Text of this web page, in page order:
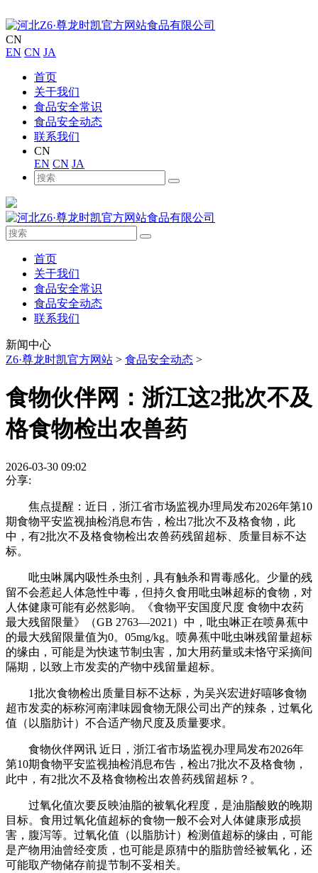
CN
EN CN JA
首页
关于我们
食品安全常识
食品安全动态
联系我们
CN
EN CN JA
首页
关于我们
食品安全常识
食品安全动态
联系我们
新闻中心
Z6·尊龙时凯官方网站 > 食品安全动态 >
食物伙伴网：浙江这2批次不及
格食物检出农兽药
2026-03-30 09:02
分享:
焦点提醒：近日，浙江省市场监视办理局发布2026年第10
期食物平安监视抽检消息布告，检出7批次不及格食物，此
中，有2批次不及格食物检出农兽药残留超标、质量目标不达
标。
吡虫啉属内吸性杀虫剂，具有触杀和胃毒感化。少量的残
留不会惹起人体急性中毒，但持久食用吡虫啉超标的食物，对
人体健康可能有必然影响。《食物平安国度尺度 食物中农药
最大残留限量》（GB 2763—2021）中，吡虫啉正在喷鼻蕉中
的最大残留限量值为0。05mg/kg。喷鼻蕉中吡虫啉残留量超标
的缘由，可能是为快速节制虫害，加大用药量或未恪守采摘间
隔期，以致上市发卖的产物中残留量超标。
1批次食物检出质量目标不达标，为吴兴宏进好嘻哆食物
超市发卖的标称河南津味园食物无限公司出产的辣条，过氧化
值（以脂肪计）不合适产物尺度及质量要求。
食物伙伴网讯 近日，浙江省市场监视办理局发布2026年
第10期食物平安监视抽检消息布告，检出7批次不及格食物，
此中，有2批次不及格食物检出农兽药残留超标？。
过氧化值次要反映油脂的被氧化程度，是油脂酸败的晚期
目标。食用过氧化值超标的食物一般不会对人体健康形成损
害，腹泻等。过氧化值（以脂肪计）检测值超标的缘由，可能
是产物用油曾经变质，也可能是原猜中的脂肪曾经被氧化，还
可能取产物储存前提节制不妥相关。